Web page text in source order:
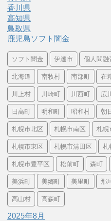
香川県
高知県
鳥取県
鹿児島ソフト闇金
ソフト闇金 伊達市 個人間融
北海道 南牧村 南部町 在
川上村 川崎町 川西町 広
日高町 明和町 昭和村 朝
札幌市北区 札幌市南区 札幌
札幌市東区 札幌市清田区 札
札幌市豊平区 松前町 森町
美浜町 美郷町 美里町 那
高山村 高森町
2025年8月